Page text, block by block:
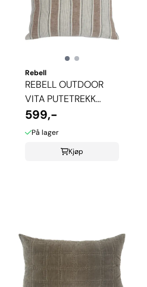
Rebell
REBELL OUTDOOR
VITA PUTETREKK
STRIPE - BRUN
599,-
På lager
Kjøp